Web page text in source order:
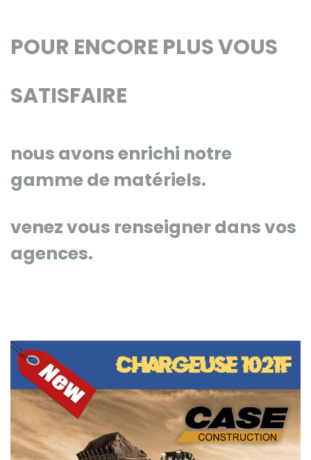
POUR ENCORE PLUS VOUS
SATISFAIRE
nous avons enrichi notre
gamme de matériels.
venez vous renseigner dans vos
agences.